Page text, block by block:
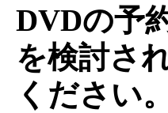
DVDの予
を検討さ
ください。